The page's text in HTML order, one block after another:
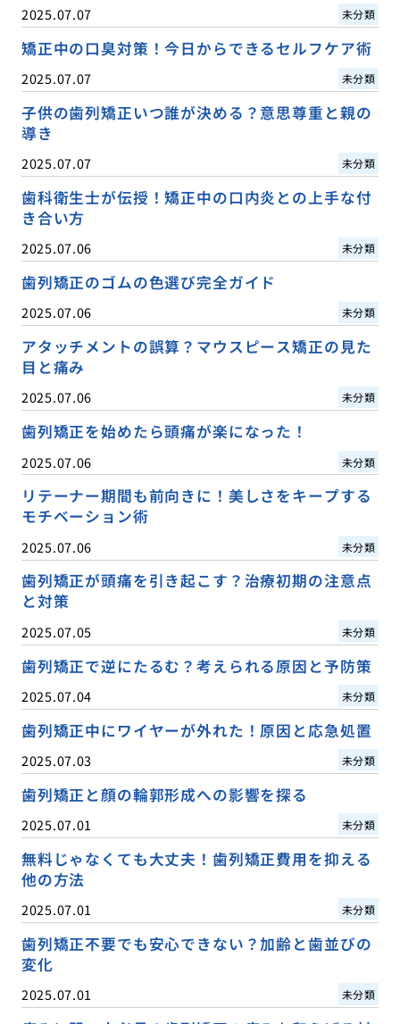
2025.07.07 未分類
矯正中の口臭対策！今日からできるセルフケア術
2025.07.07 未分類
子供の歯列矯正いつ誰が決める？意思尊重と親の
導き
2025.07.07 未分類
歯科衛生士が伝授！矯正中の口内炎との上手な付
き合い方
2025.07.06 未分類
歯列矯正のゴムの色選び完全ガイド
2025.07.06 未分類
アタッチメントの誤算？マウスピース矯正の見た
目と痛み
2025.07.06 未分類
歯列矯正を始めたら頭痛が楽になった！
2025.07.06 未分類
リテーナー期間も前向きに！美しさをキープする
モチベーション術
2025.07.06 未分類
歯列矯正が頭痛を引き起こす？治療初期の注意点
と対策
2025.07.05 未分類
歯列矯正で逆にたるむ？考えられる原因と予防策
2025.07.04 未分類
歯列矯正中にワイヤーが外れた！原因と応急処置
2025.07.03 未分類
歯列矯正と顔の輪郭形成への影響を探る
2025.07.01 未分類
無料じゃなくても大丈夫！歯列矯正費用を抑える
他の方法
2025.07.01 未分類
歯列矯正不要でも安心できない？加齢と歯並びの
変化
2025.07.01 未分類